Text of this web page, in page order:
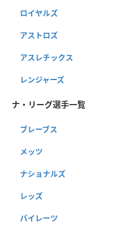
ロイヤルズ
アストロズ
アスレチックス
レンジャーズ
ナ・リーグ選手一覧
ブレーブス
メッツ
ナショナルズ
レッズ
パイレーツ